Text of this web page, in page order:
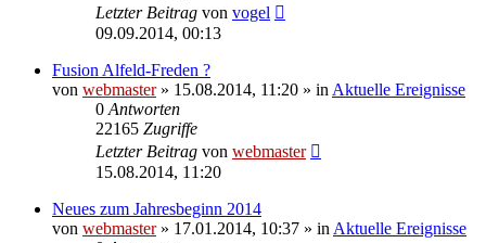
Letzter Beitrag von vogel
09.09.2014, 00:13
Fusion Alfeld-Freden ?
von webmaster» 15.08.2014, 11:20 » in Aktuelle Ereignisse
0 Antworten
22165 Zugriffe
Letzter Beitrag von webmaster
15.08.2014, 11:20
Neues zum Jahresbeginn 2014
von webmaster» 17.01.2014, 10:37 » in Aktuelle Ereignisse